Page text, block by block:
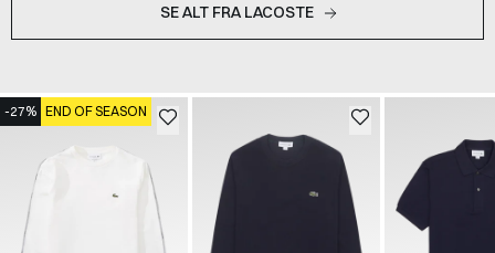
SE ALT FRA LACOSTE
-27% END OF SEASON